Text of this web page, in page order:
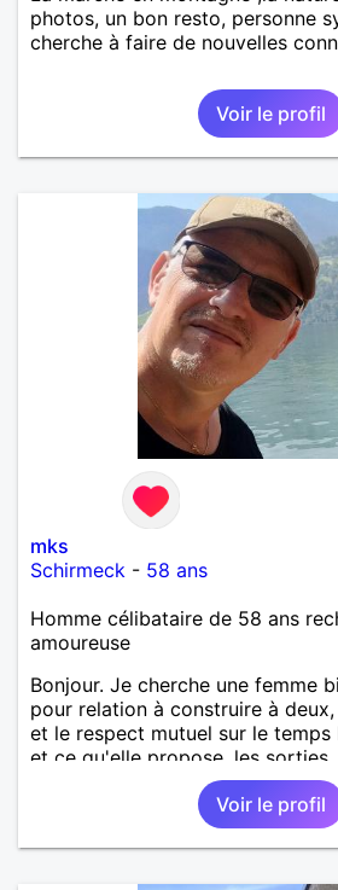
photos, un bon resto, personne
cherche à faire de nouvelles
Voir le profil
mks
Schirmeck - 58 ans
Homme célibataire de 58 ans
amoureuse
Bonjour. Je cherche une femme
pour relation à construire à
et le respect mutuel sur le
et ce qu'elle propose, les
bon relationnel chaleureux, mais
Ma situation personnelle est
rencontrer une femme bien dans
avancer à deux. avec joie,
Voir le profil